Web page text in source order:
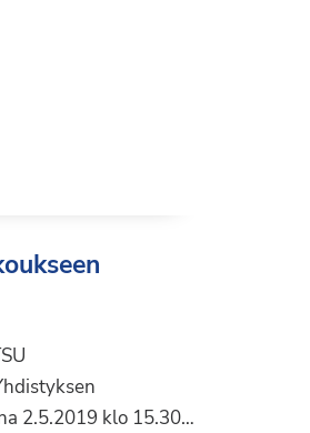
2.5.2019 klo 15.30…